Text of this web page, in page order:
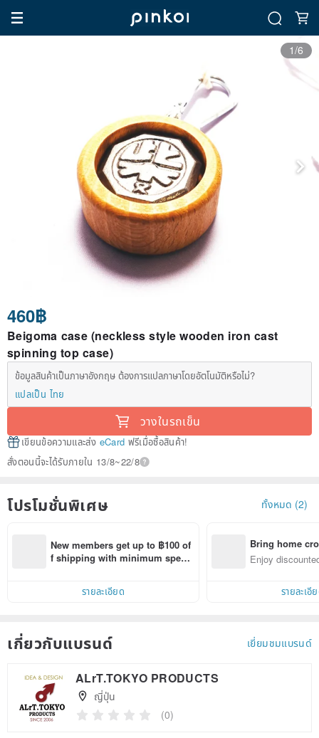
1/6
460฿
Beigoma case (neckless style wooden iron cast
spinning top case)
ข้อมูลสินค้าเป็นภาษาอังกฤษ ต้องการแปลภาษาโดยอัตโนมัติหรือไม่?
แปลเป็น ไทย
วางในรถเข็น
เขียนข้อความและส่ง eCard ฟรีเมื่อซื้อสินค้า!
สั่งตอนนี้จะได้รับภายใน 13/8~22/8
โปรโมชั่นพิเศษ ทั้งหมด (2)
New members get up to ฿100 of
f shipping with minimum spen
รายละเอียด
Bring home
n with ease
Enjoy
รายละเอี
เกี่ยวกับแบรนด์ เยี่ยมชมแบรนด์
ALrT.TOKYO PRODUCTS
ญี่ปุ่น
(0)